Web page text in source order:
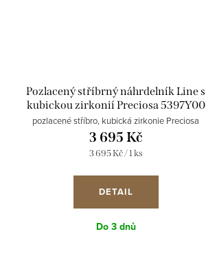
Pozlacený stříbrný náhrdelník Line s
kubickou zirkonií Preciosa 5397Y00
pozlacené stříbro, kubická zirkonie Preciosa
3 695 Kč
Měrná
3 695 Kč / 1 ks
DETAIL
Do 3 dnů